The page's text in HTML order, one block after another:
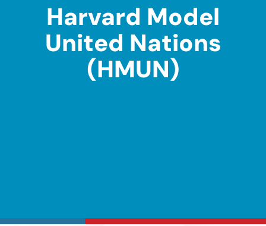
Harvard Model
United Nations
(HMUN)